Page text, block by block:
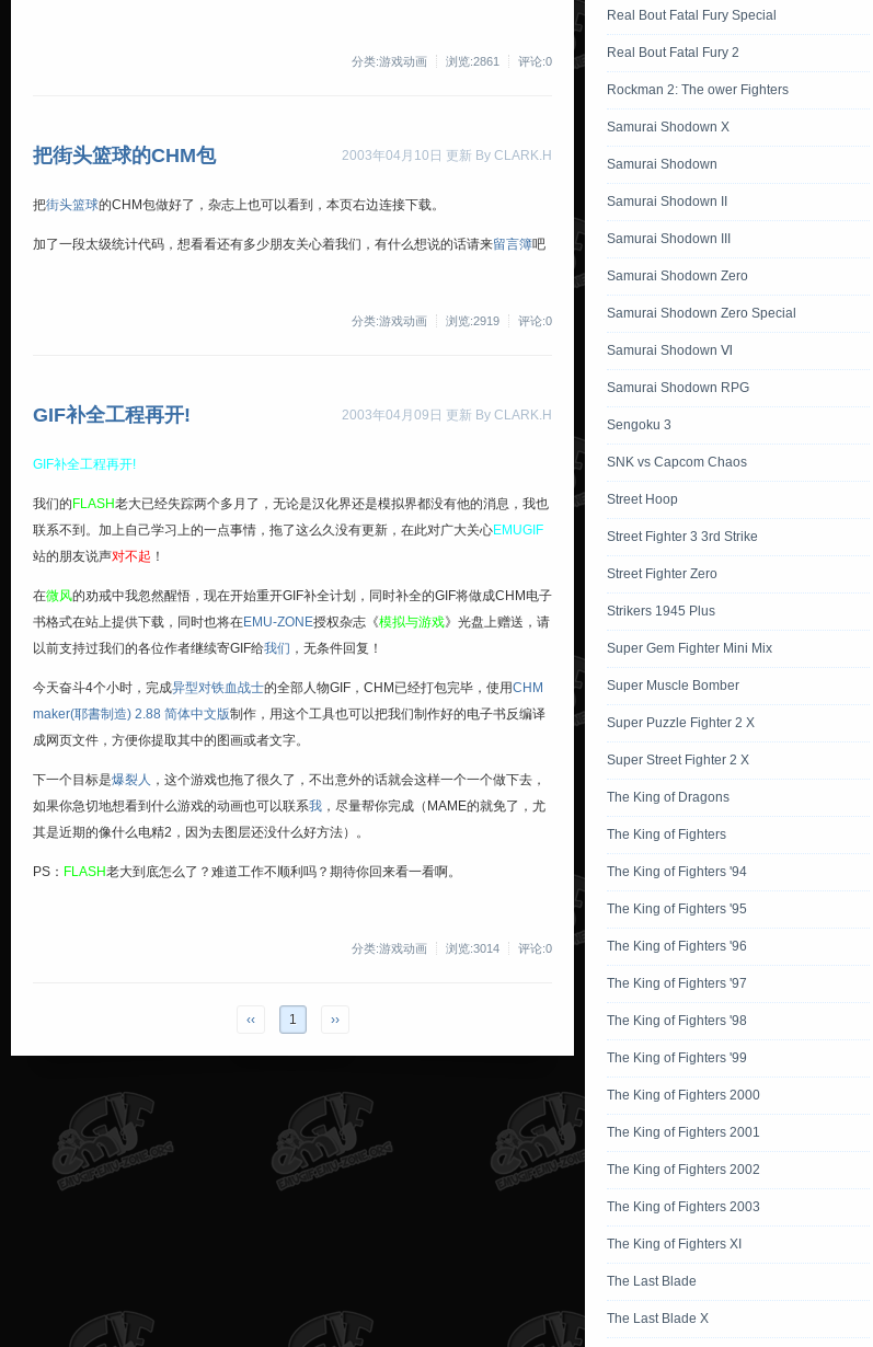
分类:游戏动画 浏览:2861 评论:0
2003年04月10日 更新 By CLARK.H
把街头篮球的CHM包
把街头篮球的CHM包做好了，杂志上也可以看到，本页右边连接下载。
加了一段太级统计代码，想看看还有多少朋友关心着我们，有什么想说的话请来留言簿吧
分类:游戏动画 浏览:2919 评论:0
2003年04月09日 更新 By CLARK.H
GIF补全工程再开!
GIF补全工程再开!
我们的 FLASH老大已经失踪两个多月了，无论是汉化界还是模拟界都没有他的消息，我也
联系不到。加上自己学习上的一点事情，拖了这么久没有更新，在此对广大关心EMUGIF
站的朋友说声对不起 ！
在微风的劝戒中我忽然醒悟，现在开始重开GIF补全计划，同时补全的GIF将做成CHM电子
书格式在站上提供下载，同时也将在EMU-ZONE授权杂志《模拟与游戏》光盘上赠送，请
以前支持过我们的各位作者继续寄GIF给我们 ，无条件回复！
今天奋斗4个小时，完成异型对铁血战士的全部人物GIF，CHM已经打包完毕，使用CHM
maker(耶書制造) 2.88 简体中文版制作，用这个工具也可以把我们制作好的电子书反编译
成网页文件，方便你提取其中的图画或者文字。
下一个目标是爆裂人 ，这个游戏也拖了很久了，不出意外的话就会这样一个一个做下去，
如果你急切地想看到什么游戏的动画也可以联系我 ，尽量帮你完成（MAME的就免了，尤
其是近期的像什么电精2，因为去图层还没什么好方法）。
PS： FLASH老大到底怎么了？难道工作不顺利吗？期待你回来看一看啊。
分类:游戏动画 浏览:3014 评论:0
‹‹ 1 ››
Real Bout Fatal Fury Special
Real Bout Fatal Fury 2
Rockman 2: The ower Fighters
Samurai Shodown X
Samurai Shodown
Samurai Shodown II
Samurai Shodown III
Samurai Shodown Zero
Samurai Shodown Zero Special
Samurai Shodown Ⅵ
Samurai Shodown RPG
Sengoku 3
SNK vs Capcom Chaos
Street Hoop
Street Fighter 3 3rd Strike
Street Fighter Zero
Strikers 1945 Plus
Super Gem Fighter Mini Mix
Super Muscle Bomber
Super Puzzle Fighter 2 X
Super Street Fighter 2 X
The King of Dragons
The King of Fighters
The King of Fighters '94
The King of Fighters '95
The King of Fighters '96
The King of Fighters '97
The King of Fighters '98
The King of Fighters '99
The King of Fighters 2000
The King of Fighters 2001
The King of Fighters 2002
The King of Fighters 2003
The King of Fighters XI
The Last Blade
The Last Blade X